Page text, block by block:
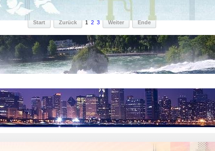
Start Zurück 1 2 3 Weiter Ende